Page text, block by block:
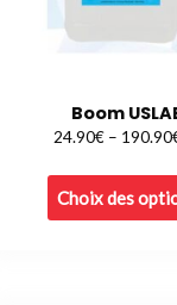
Boom
24.90€– 190.90
Choix des